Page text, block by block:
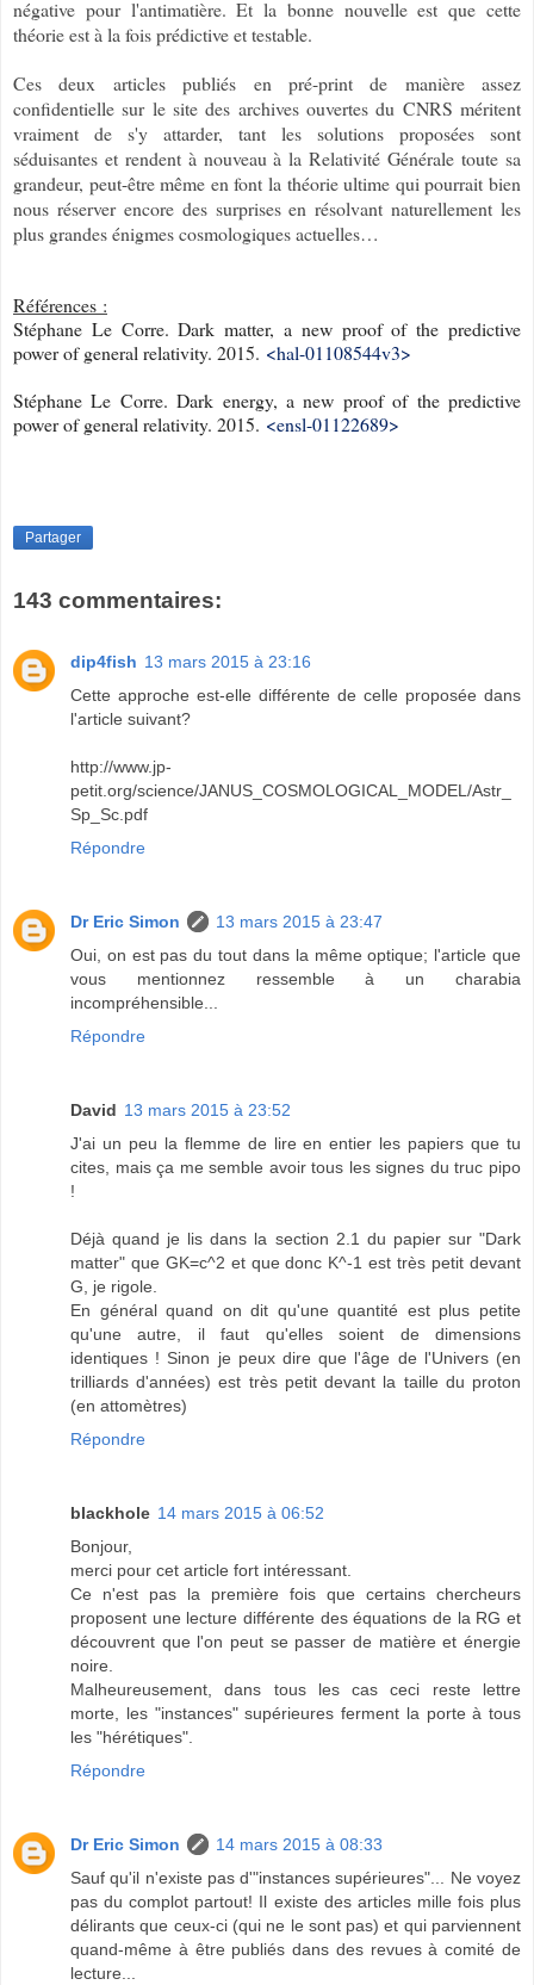
négative pour l'antimatière. Et la bonne nouvelle est que cette
théorie est à la fois prédictive et testable.
Ces deux articles publiés en pré-print de manière assez
confidentielle sur le site des archives ouvertes du CNRS méritent
vraiment de s'y attarder, tant les solutions proposées sont
séduisantes et rendent à nouveau à la Relativité Générale toute sa
grandeur, peut-être même en font la théorie ultime qui pourrait bien
nous réserver encore des surprises en résolvant naturellement les
plus grandes énigmes cosmologiques actuelles…
Références :
Stéphane Le Corre. Dark matter, a new proof of the predictive
power of general relativity. 2015. <hal-01108544v3>
Stéphane Le Corre. Dark energy, a new proof of the predictive
power of general relativity. 2015. <ensl-01122689>
Partager
143 commentaires:
dip4fish 13 mars 2015 à 23:16
Cette approche est-elle différente de celle proposée dans
l'article suivant?
http://www.jp-
petit.org/science/JANUS_COSMOLOGICAL_MODEL/Astr_
Sp_Sc.pdf
Répondre
Dr Eric Simon
13 mars 2015 à 23:47
Oui, on est pas du tout dans la même optique; l'article que
vous mentionnez ressemble à un charabia
incompréhensible...
Répondre
David 13 mars 2015 à 23:52
J'ai un peu la flemme de lire en entier les papiers que tu
cites, mais ça me semble avoir tous les signes du truc pipo
!
Déjà quand je lis dans la section 2.1 du papier sur "Dark
matter" que GK=c^2 et que donc K^-1 est très petit devant
G, je rigole.
En général quand on dit qu'une quantité est plus petite
qu'une autre, il faut qu'elles soient de dimensions
identiques ! Sinon je peux dire que l'âge de l'Univers (en
trilliards d'années) est très petit devant la taille du proton
(en attomètres)
Répondre
blackhole 14 mars 2015 à 06:52
Bonjour,
merci pour cet article fort intéressant.
Ce n'est pas la première fois que certains chercheurs
proposent une lecture différente des équations de la RG et
découvrent que l'on peut se passer de matière et énergie
noire.
Malheureusement, dans tous les cas ceci reste lettre
morte, les "instances" supérieures ferment la porte à tous
les "hérétiques".
Répondre
Dr Eric Simon
14 mars 2015 à 08:33
Sauf qu'il n'existe pas d'"instances supérieures"... Ne voyez
pas du complot partout! Il existe des articles mille fois plus
délirants que ceux-ci (qui ne le sont pas) et qui parviennent
quand-même à être publiés dans des revues à comité de
lecture...